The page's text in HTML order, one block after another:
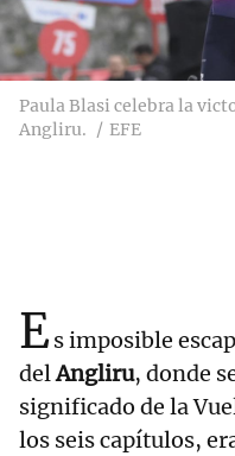
Paula Blasi celebra la
Angliru.
EFE
Es imposible
delAngliru, donde
significado de la
los seis capítulos,